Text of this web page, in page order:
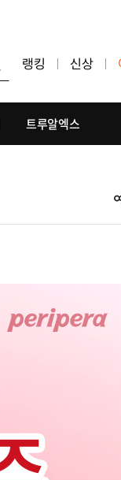
랭킹 신상
트루알엑스